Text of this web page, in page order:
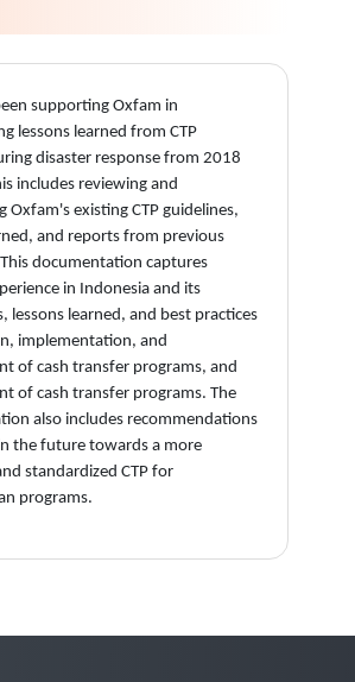
supporting Oxfam in
lessons learned from CTP
disaster response from 2018
includes reviewing and
Oxfam's existing CTP guidelines,
and reports from previous
documentation captures
in Indonesia and its
lessons learned, and best practices
implementation, and
of cash transfer programs, and
of cash transfer programs. The
also includes recommendations
the future towards a more
standardized CTP for
programs.